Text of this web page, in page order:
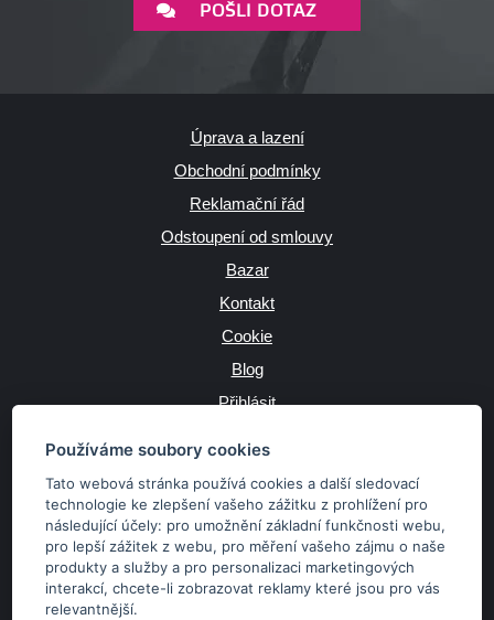
Používáme soubory cookies
Tato webová stránka používá cookies a další sledovací
technologie ke zlepšení vašeho zážitku z prohlížení pro
následující účely: pro umožnění základní funkčnosti webu,
pro lepší zážitek z webu, pro měření vašeho zájmu o naše
produkty a služby a pro personalizaci marketingových
interakcí,chcete-li zobrazovat reklamy které jsou pro vás
relevantnější.
POŠLI DOTAZ
Úprava a lazení
Obchodní podmínky
Reklamační řád
Odstoupení od smlouvy
Bazar
Kontakt
Cookie
Blog
Přihlásit
JAZYK